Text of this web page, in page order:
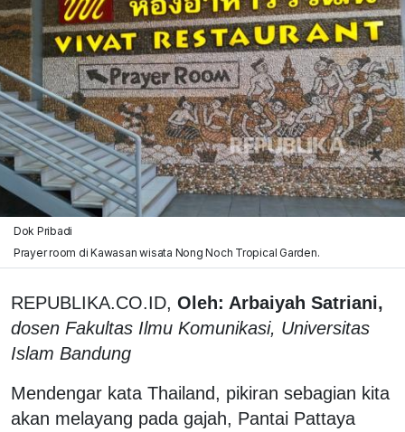
Dok Pribadi
Prayer room di Kawasan wisata Nong Noch Tropical Garden.
REPUBLIKA.CO.ID, Oleh: Arbaiyah Satriani,
dosen Fakultas Ilmu Komunikasi, Universitas
Islam Bandung
Mendengar kata Thailand, pikiran sebagian kita
akan melayang pada gajah, Pantai Pattaya